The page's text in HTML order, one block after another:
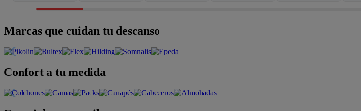
Marcas que cuidan tu descanso
Confort a tu medida